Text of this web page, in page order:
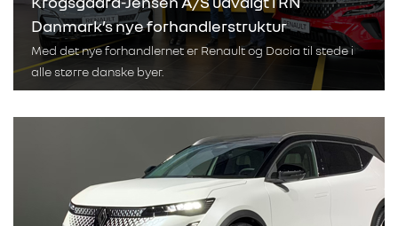
Danmark’s nye forhandlerstruktur
Med det nye forhandlernet er Renault og Dacia til stede i
alle større danske byer.